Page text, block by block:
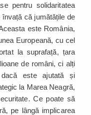
pentru solidaritatea
că jumătățile de
este România,
Europeană, cu cel
la suprafață, țara
de români, ci alți
este ajutată și
la Marea Neagră,
Ce poate să
pe lângă implicarea